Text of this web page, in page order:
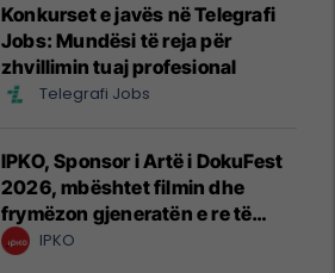
Konkurset e javës në Telegrafi
Jobs: Mundësi të reja për
zhvillimin tuaj profesional
Telegrafi Jobs
IPKO, Sponsor i Artë i DokuFest
2026, mbështet filmin dhe
frymëzon gjeneratën e re të
krijuesve
IPKO